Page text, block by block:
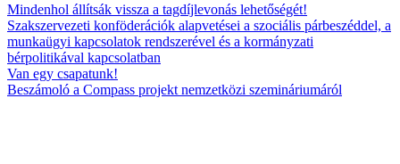
Mindenhol állítsák vissza a tagdíjlevonás lehetőségét!
Szakszervezeti konföderációk alapvetései a szociális párbeszéddel, a
munkaügyi kapcsolatok rendszerével és a kormányzati
bérpolitikával kapcsolatban
Van egy csapatunk!
Beszámoló a Compass projekt nemzetközi szemináriumáról